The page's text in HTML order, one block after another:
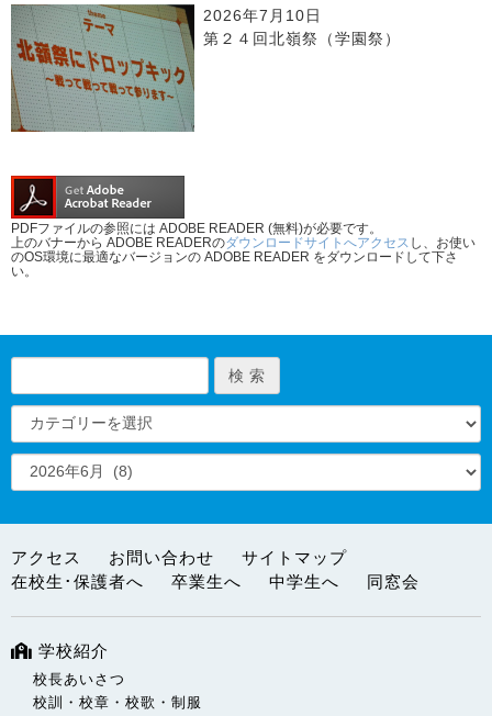
2026年7月10日
第２４回北嶺祭（学園祭）
PDFファイルの参照には ADOBE READER (無料)が必要です。
上のバナーから ADOBE READERのダウンロードサイトへアクセス し、お使い
のOS環境に最適なバージョンの ADOBE READER をダウンロードして下さ
い。
アクセス お問い合わせ
サイトマップ
在校生･保護者へ
卒業生へ 中学生へ 同窓会
学校紹介
校長あいさつ
校訓・校章・校歌・制服